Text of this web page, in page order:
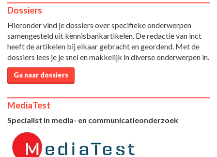
Dossiers
Hieronder vind je dossiers over specifieke onderwerpen
samengesteld uit kennisbankartikelen. De redactie van inct
heeft de artikelen bij elkaar gebracht en geordend. Met de
dossiers lees je je snel en makkelijk in diverse onderwerpen in.
Ga naar dossiers
MediaTest
Specialist in media- en communicatieonderzoek